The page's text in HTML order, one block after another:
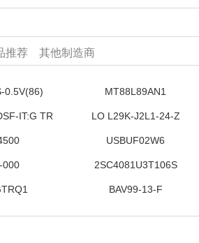
推荐 其他制造商
0.5V(86) MT88L89AN1
IT:G TR LO L29K-J2L1-24-Z
USBUF02W6
000 2SC4081U3T106S
BAV99-13-F